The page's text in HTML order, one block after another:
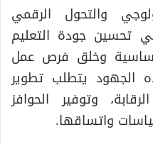
والتحول الرقمي
تحسين جودة التعليم
وخلق فرص عمل
الجهود يتطلب تطوير
وتوفير الحوافز
واتساقها.